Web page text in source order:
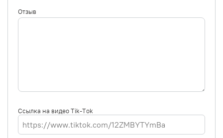
Отзыв
Ссылка на видео Tik-Tok